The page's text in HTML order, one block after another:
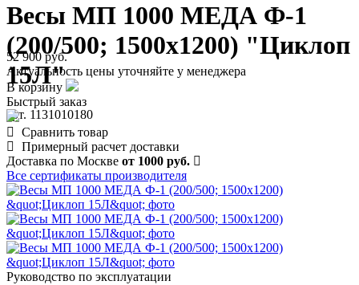
Весы МП 1000 МЕДА Ф-1
(200/500; 1500х1200) "Циклоп
15Л"
арт. 1131010180
52 900 руб.
Актуальность цены уточняйте у менеджера
В корзину
Быстрый заказ
Сравнить товар
Примерный расчет доставки
Доставка по Москве от 1000 руб.
Все сертификаты производителя
Руководство по эксплуатации